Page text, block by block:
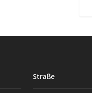
Straße